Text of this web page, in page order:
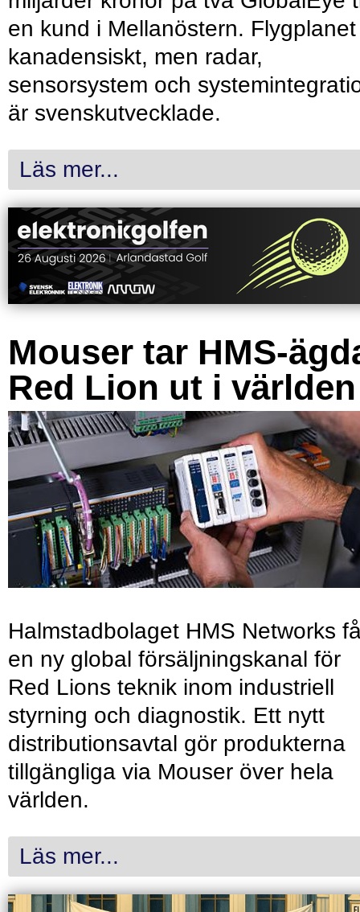
en kund i Mellanöstern.
kanadensiskt, men radar,
sensorsystem och
är svenskutvecklade.
Läs mer...
Mouser tar HMS-
Red Lion ut i världen
Halmstadbolaget HMS Networks
en ny global försäljningskanal för
Red Lions teknik inom industriell
styrning och diagnostik. Ett nytt
distributionsavtal gör produkterna
tillgängliga via Mouser över hela
världen.
Läs mer...